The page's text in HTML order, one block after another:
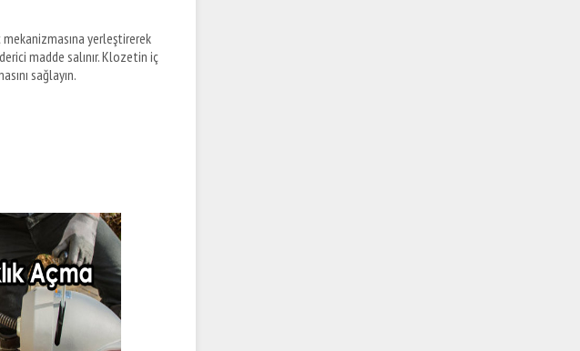
yerleştirerek
madde salınır. Klozetin iç
sağlayın.